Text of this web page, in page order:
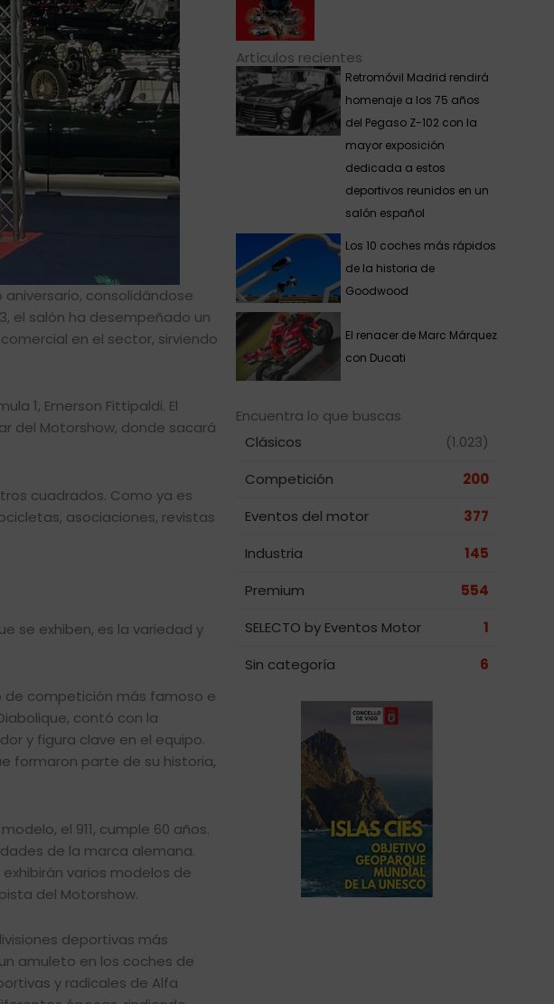
consolidándose
el salón ha desempeñado un
en el sector, sirviendo
1, Emerson Fittipaldi. El
del Motorshow, donde sacará
cuadrados. Como ya es
asociaciones, revistas
se exhiben, es la variedad y
de competición más famoso e
contó con la
y figura clave en el equipo.
formaron parte de su historia,
el 911, cumple 60 años.
de la marca alemana.
varios modelos de
del Motorshow.
deportivas más
amuleto en los coches de
y radicales de Alfa
Artículos recientes
Retromóvil Madrid rendirá
homenaje a los 75 años
del Pegaso Z-102 con la
mayor exposición
dedicada a estos
deportivos reunidos en un
salón español
Los 10 coches más rápidos
de la historia de
Goodwood
El renacer de Marc Márquez
con Ducati
Encuentra lo que buscas
Clásicos
(1.023)
Competición
200
Eventos del motor
377
Industria
145
Premium
554
SELECTO by Eventos Motor
1
Sin categoría
6